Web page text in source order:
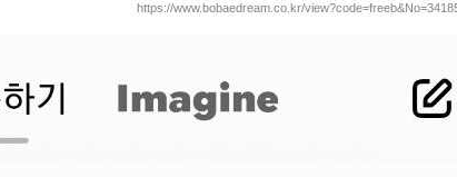
https://www.bobaedream.co.kr/